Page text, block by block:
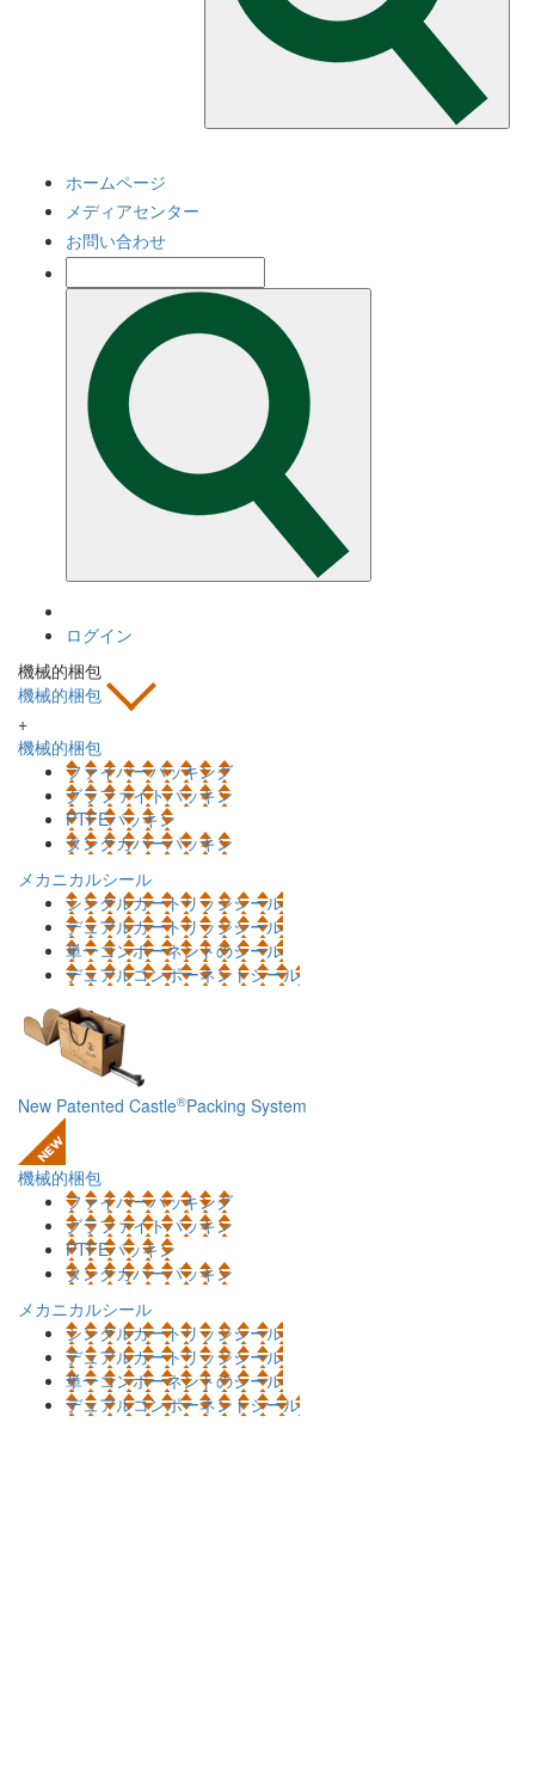
ホームページ
メディアセンター
お問い合わせ
ログイン
機械的梱包
機械的梱包
+
機械的梱包
ファイバーパッキング
グラファイトパッキン
PTFEパッキン
タンクカバーパッキン
メカニカルシール
シングルカートリッジシール
デュアルカートリッジシール
単一コンポーネントのシール
デュアルコンポーネントシール
New Patented Castle®Packing System
機械的梱包
ファイバーパッキング
グラファイトパッキン
PTFEパッキン
タンクカバーパッキン
メカニカルシール
シングルカートリッジシール
デュアルカートリッジシール
単一コンポーネントのシール
デュアルコンポーネントシール